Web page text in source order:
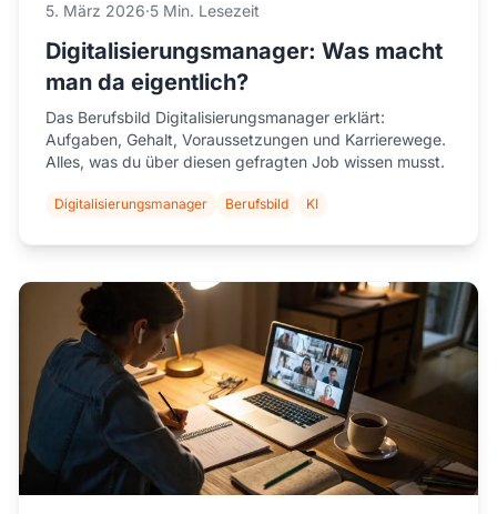
5. März 2026·5 Min. Lesezeit
Digitalisierungsmanager: Was macht
man da eigentlich?
Das Berufsbild Digitalisierungsmanager erklärt:
Aufgaben, Gehalt, Voraussetzungen und Karrierewege.
Alles, was du über diesen gefragten Job wissen musst.
Digitalisierungsmanager Berufsbild KI